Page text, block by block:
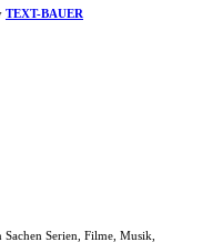
TEXT-BAUER
Serien, Filme, Musik,